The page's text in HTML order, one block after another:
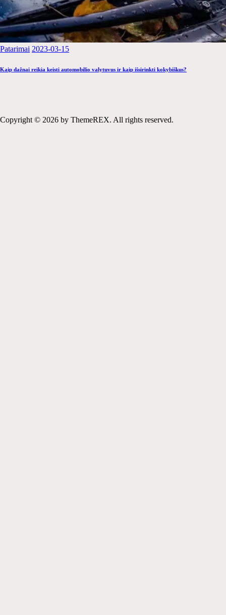
Patarimai 2023-03-15
Kaip dažnai reikia keisti automobilio valytuvus ir kaip išsirinkti kokybiškus?
Copyright © 2026 by ThemeREX. All rights reserved.